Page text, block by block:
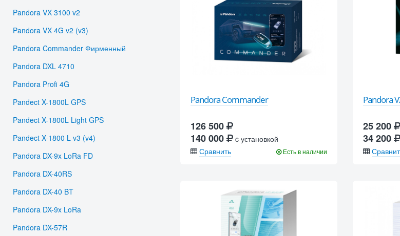
Pandora Commander
126 500
140 000
c установкой
Сравнить
Есть в наличии
Pandora
25 200
34 200
Pandora VX 3100 v2
Pandora VX 4G v2 (v3)
Pandora Commander Фирменный
Pandora DXL 4710
Pandora Profi 4G
Pandect X-1800L GPS
Pandect X-1800L Light GPS
Pandect X-1800 L v3 (v4)
Pandora DX-9x LoRa FD
Pandora DX-40RS
Pandora DX-40 BT
Pandora DX-9x LoRa
Pandora DX-57R